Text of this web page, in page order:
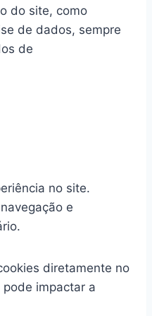
do site, como
de dados, sempre
de
no site.
e
diretamente no
impactar a